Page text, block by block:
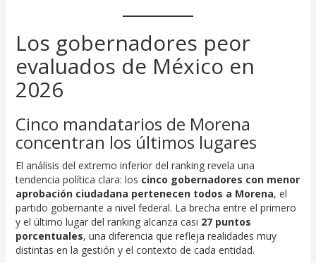
Los gobernadores peor
evaluados de México en
2026
Cinco mandatarios de Morena
concentran los últimos lugares
El análisis del extremo inferior del ranking revela una
tendencia política clara: los cinco gobernadores con menor
aprobación ciudadana pertenecen todos a Morena, el
partido gobernante a nivel federal. La brecha entre el primero
y el último lugar del ranking alcanza casi 27 puntos
porcentuales, una diferencia que refleja realidades muy
distintas en la gestión y el contexto de cada entidad.